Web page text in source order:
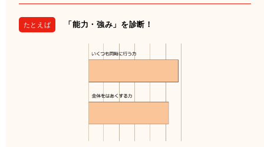
たとえば 「能力・強み」を診断！